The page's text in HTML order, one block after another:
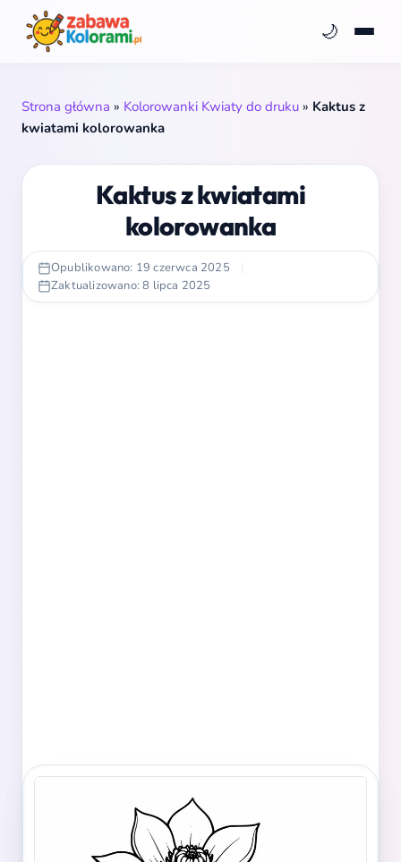
🌙
Strona główna » Kolorowanki Kwiaty do druku » Kaktus z
kwiatami kolorowanka
Kaktus z kwiatami
kolorowanka
Opublikowano: 19 czerwca 2025
|
Zaktualizowano: 8 lipca 2025